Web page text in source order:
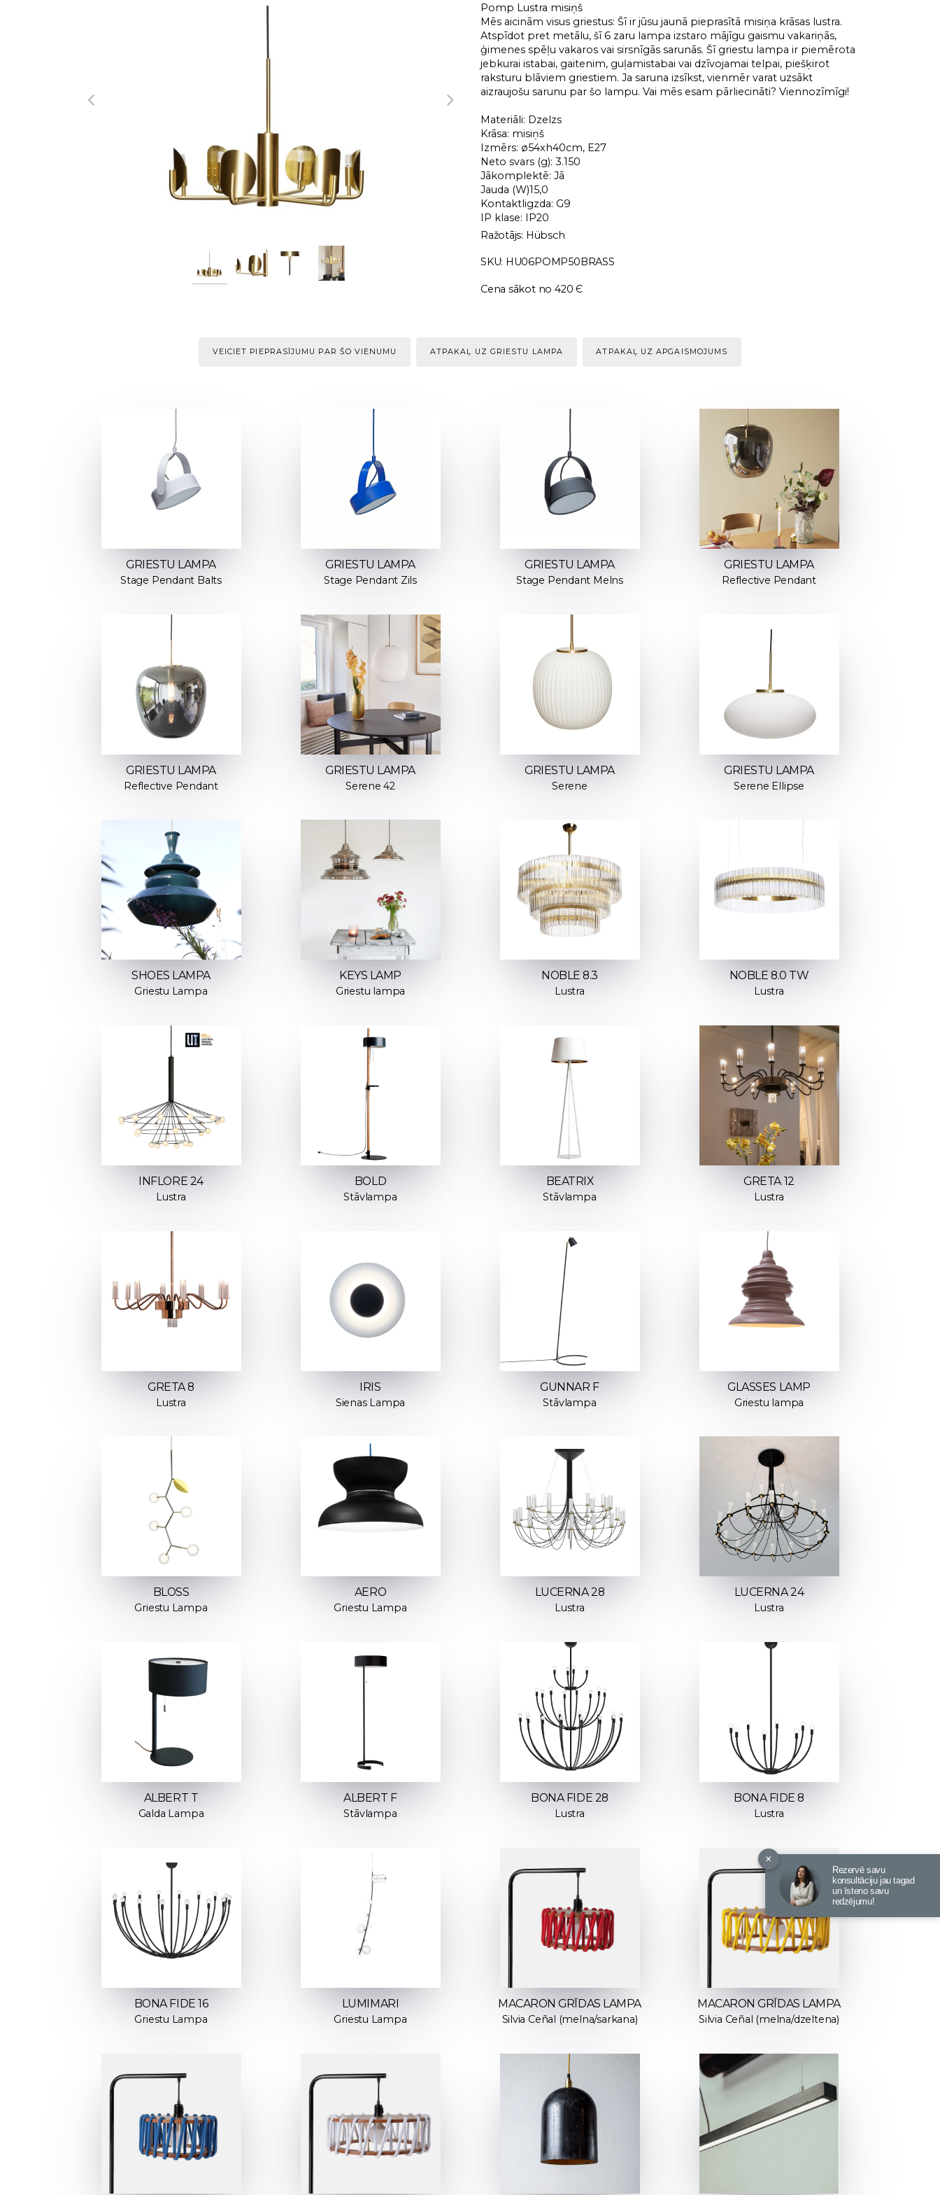
Pomp Lustra misiņš
Mēs aicinām visus griestus: Šī ir jūsu jaunā pieprasītā misiņa krāsas lustra.
Atspīdot pret metālu, šī 6 zaru lampa izstaro mājīgu gaismu vakariņās,
ģimenes spēļu vakaros vai sirsnīgās sarunās. Šī griestu lampa ir piemērota
jebkurai istabai, gaitenim, guļamistabai vai dzīvojamai telpai, piešķirot
raksturu blāviem griestiem. Ja saruna izsīkst, vienmēr varat uzsākt
aizraujošu sarunu par šo lampu. Vai mēs esam pārliecināti? Viennozīmīgi!
Materiāli: Dzelzs
Krāsa: misiņš
Izmērs: ø54xh40cm, E27
Neto svars (g): 3.150
Jākomplektē: Jā
Jauda (W)15,0
Kontaktligzda: G9
IP klase: IP20
Ražotājs: Hübsch
SKU: HU06POMP50BRASS
Cena sākot no 420 Є
VEICIET PIEPRASĪJUMU PAR ŠO VIENUMU ATPAKAĻ UZ GRIESTU LAMPA ATPAKAĻ UZ APGAISMOJUMS
GRIESTU LAMPA
Stage Pendant Balts
GRIESTU LAMPA
Stage Pendant Zils
GRIESTU LAMPA
Stage Pendant Melns
GRIESTU LAMPA
Reflective Pendant
GRIESTU LAMPA
Reflective Pendant
GRIESTU LAMPA
Serene 42
GRIESTU LAMPA
Serene
GRIESTU LAMPA
Serene Ellipse
SHOES LAMPA
Griestu Lampa
KEYS LAMP
Griestu lampa
NOBLE 8.3
Lustra
NOBLE 8.0 TW
Lustra
INFLORE 24
Lustra
BOLD
Stāvlampa
BEATRIX
Stāvlampa
GRETA 12
Lustra
GRETA 8
Lustra
IRIS
Sienas Lampa
GUNNAR F
Stāvlampa
GLASSES LAMP
Griestu lampa
BLOSS
Griestu Lampa
AERO
Griestu Lampa
LUCERNA 28
Lustra
LUCERNA 24
Lustra
ALBERT T
Galda Lampa
ALBERT F
Stāvlampa
BONA FIDE 28
Lustra
BONA FIDE 8
Lustra
BONA FIDE 16
Griestu Lampa
LUMIMARI
Griestu Lampa
MACARON GRĪDAS LAMPA
Silvia Ceñal (melna/sarkana)
MACARON GRĪDAS LAMPA
Silvia Ceñal (melna/dzeltena)
×
Rezervē savu
konsultāciju jau tagad
un īsteno savu
redzējumu!